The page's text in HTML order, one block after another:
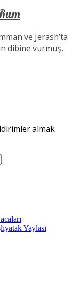
ve Jerash’ta
dibine vurmuş,
almak
Yaylası